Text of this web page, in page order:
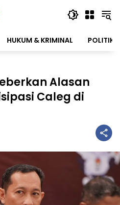
HUKUM & KRIMINAL POLITIK
Alasan
Caleg di